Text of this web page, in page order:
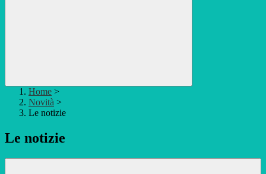
Home >
Novità >
Le notizie
Le notizie